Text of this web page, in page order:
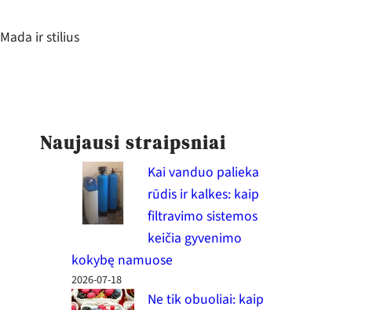
Mada ir stilius
Naujausi straipsniai
Kai vanduo palieka
rūdis ir kalkes: kaip
filtravimo sistemos
keičia gyvenimo
kokybę namuose
2026-07-18
Ne tik obuoliai: kaip